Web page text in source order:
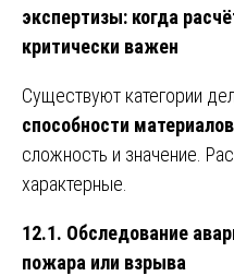
экспертизы: когда
критически важен
Существуют категории
способности материалов
сложность и значение.
характерные.
12.1. Обследование
пожара или взрыва